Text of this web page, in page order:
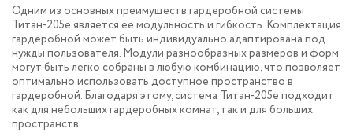
Одним из основных преимуществ гардеробной системы
Титан-205e является ее модульность и гибкость. Комплектация
гардеробной может быть индивидуально адаптирована под
нужды пользователя. Модули разнообразных размеров и форм
могут быть легко собраны в любую комбинацию, что позволяет
оптимально использовать доступное пространство в
гардеробной. Благодаря этому, система Титан-205e подходит
как для небольших гардеробных комнат, так и для больших
пространств.